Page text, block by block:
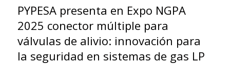
PYPESA presenta en Expo NGPA
2025 conector múltiple para
válvulas de alivio: innovación para
la seguridad en sistemas de gas LP